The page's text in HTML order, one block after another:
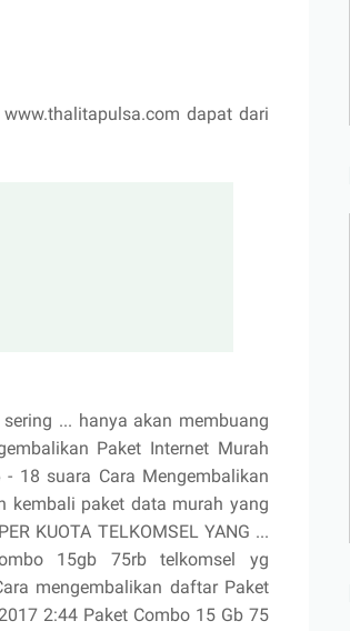
www.thalitapulsa.com dapat dari
... hanya akan membuang
Paket Internet Murah
‎18 suara Cara Mengembalikan
kembali paket data murah yang
KUOTA TELKOMSEL YANG ...
15gb 75rb telkomsel yg
mengembalikan daftar Paket
2:44 Paket Combo 15 Gb 75